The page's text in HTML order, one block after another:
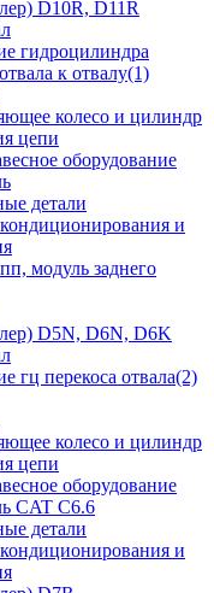
D10R, D11R
гидроцилиндра
к отвалу(1)
колесо и цилиндр
цепи
оборудование
детали
и
модуль заднего
D5N, D6N, D6K
гц перекоса отвала(2)
колесо и цилиндр
цепи
оборудование
CAT C6.6
детали
и